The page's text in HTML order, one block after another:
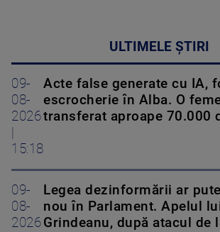
ULTIMELE ȘTIRI
09-
08-
2026
15:18
Acte false generate cu IA,
escrocherie în Alba. O
transferat aproape 70.000
09-
08-
2026
Legea dezinformării ar
nou în Parlament. Apelul
Grindeanu, după atacul de